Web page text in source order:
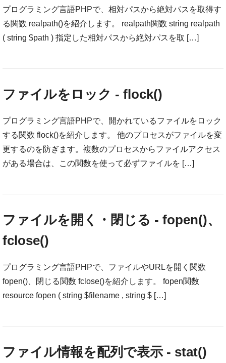
プログラミング言語PHPで、相対パスから絶対パスを取得す
る関数 realpath()を紹介します。 realpath関数 string realpath
( string $path ) 指定した相対パスから絶対パスを取 […]
ファイルをロック - flock()
プログラミング言語PHPで、開かれているファイルをロック
する関数 flock()を紹介します。 他のプロセスがファイルを変
更するのを防ぎます。複数のプロセスからファイルアクセス
がある場合は、この関数を使って必ずファイルを […]
ファイルを開く・閉じる - fopen()、
fclose()
プログラミング言語PHPで、ファイルやURLを開く関数
fopen()、閉じる関数 fclose()を紹介します。 fopen関数
resource fopen ( string $filename , string $ […]
ファイル情報を配列で表示 - stat()